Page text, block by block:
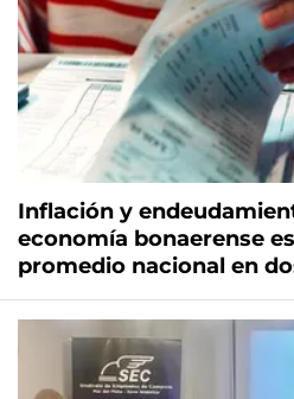
Inflación y
economía bonaerense
promedio nacional en